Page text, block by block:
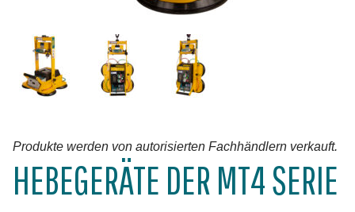
Produkte werden von autorisierten Fachhändlern verkauft.
HEBEGERÄTE DER MT4 SERIE